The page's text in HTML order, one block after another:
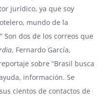
jurídico, ya que soy
mundo de la
dos de los correos que
, Fernardo García,
sobre “Brasil busca
información. Se
cientos de contactos de